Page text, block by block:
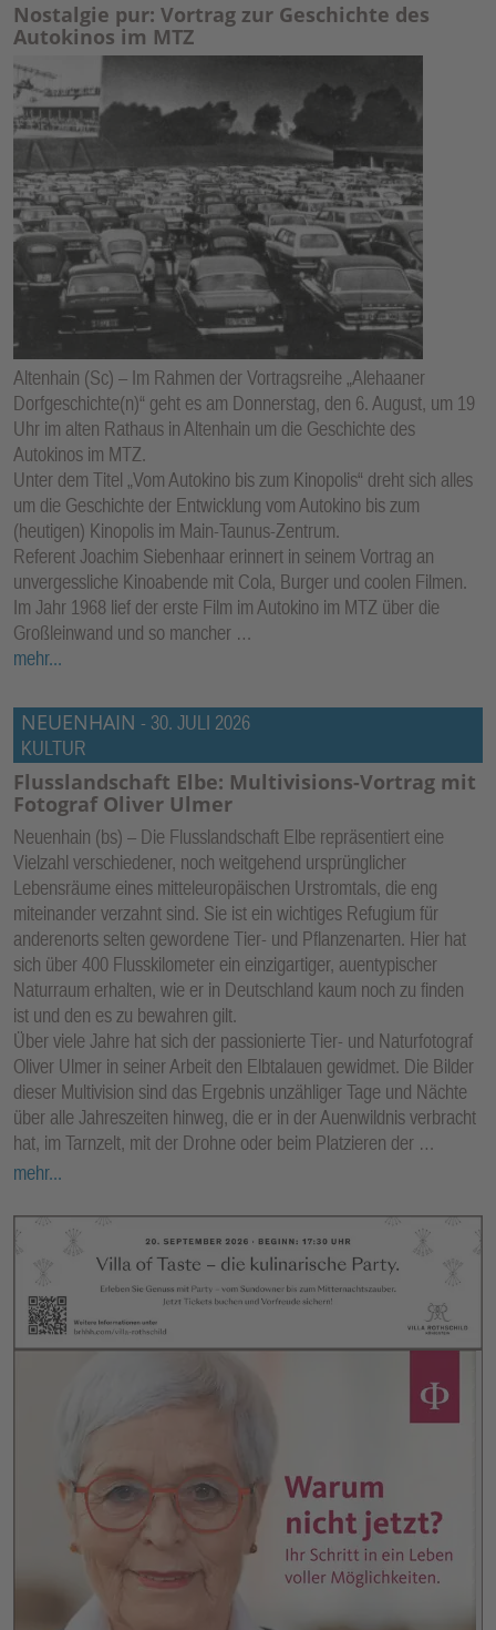
Nostalgie pur: Vortrag zur Geschichte des
Autokinos im MTZ
Altenhain (Sc) – Im Rahmen der Vortragsreihe „Alehaaner
Dorfgeschichte(n)“ geht es am Donnerstag, den 6. August, um 19
Uhr im alten Rathaus in Altenhain um die Geschichte des
Autokinos im MTZ.
Unter dem Titel „Vom Autokino bis zum Kinopolis“ dreht sich alles
um die Geschichte der Entwicklung vom Autokino bis zum
(heutigen) Kinopolis im Main-Taunus-Zentrum.
Referent Joachim Siebenhaar erinnert in seinem Vortrag an
unvergessliche Kinoabende mit Cola, Burger und coolen Filmen.
Im Jahr 1968 lief der erste Film im Autokino im MTZ über die
Großleinwand und so mancher …
mehr...
NEUENHAIN - 30. JULI 2026
KULTUR
Flusslandschaft Elbe: Multivisions-Vortrag mit
Fotograf Oliver Ulmer
Neuenhain (bs) – Die Flusslandschaft Elbe repräsentiert eine
Vielzahl verschiedener, noch weitgehend ursprünglicher
Lebensräume eines mitteleuropäischen Urstromtals, die eng
miteinander verzahnt sind. Sie ist ein wichtiges Refugium für
anderenorts selten gewordene Tier- und Pflanzenarten. Hier hat
sich über 400 Flusskilometer ein einzigartiger, auentypischer
Naturraum erhalten, wie er in Deutschland kaum noch zu finden
ist und den es zu bewahren gilt.
Über viele Jahre hat sich der passionierte Tier- und Naturfotograf
Oliver Ulmer in seiner Arbeit den Elbtalauen gewidmet. Die Bilder
dieser Multivision sind das Ergebnis unzähliger Tage und Nächte
über alle Jahreszeiten hinweg, die er in der Auenwildnis verbracht
hat, im Tarnzelt, mit der Drohne oder beim Platzieren der …
mehr...